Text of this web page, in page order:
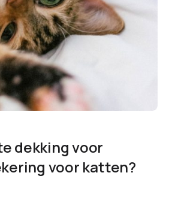
dekking voor
voor katten?